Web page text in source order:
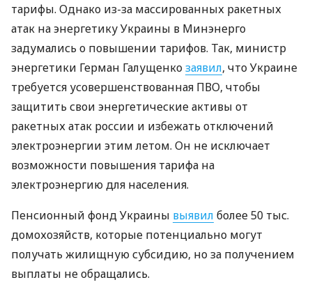
тарифы. Однако из-за массированных ракетных
атак на энергетику Украины в Минэнерго
задумались о повышении тарифов. Так, министр
энергетики Герман Галущенкозаявил, что Украине
требуется усовершенствованная ПВО, чтобы
защитить свои энергетические активы от
ракетных атак россии и избежать отключений
электроэнергии этим летом. Он не исключает
возможности повышения тарифа на
электроэнергию для населения.
Пенсионный фонд Украины выявил более 50 тыс.
домохозяйств, которые потенциально могут
получать жилищную субсидию, но за получением
выплаты не обращались.